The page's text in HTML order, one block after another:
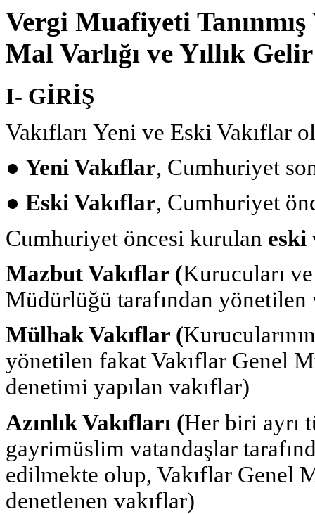
Vergi Muafiyeti
Mal Varlığı ve Yıllık
I- GİRİŞ
Vakıfları Yeni ve Eski Vakıflar
● Yeni Vakıflar, Cumhuriyet
● Eski Vakıflar, Cumhuriyet
Cumhuriyet öncesi kurulan eski
Mazbut Vakıflar (Kurucuları
Müdürlüğü tarafından yönetilen
Mülhak Vakıflar (
yönetilen fakat Vakıflar Genel
denetimi yapılan vakıflar)
Azınlık Vakıfları (Her biri ayrı
gayrimüslim vatandaşlar
edilmekte olup, Vakıflar Genel
denetlenen vakıflar)